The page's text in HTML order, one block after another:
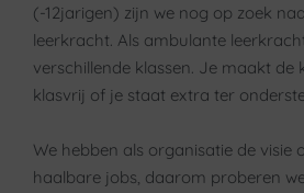
(-12jarigen) zijn we nog op zoek
leerkracht. Als ambulante
verschillende klassen. Je maakt de
klasvrij of je staat extra ter
We hebben als organisatie de visie
haalbare jobs, daarom proberen